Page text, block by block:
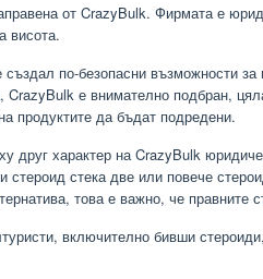
от CrazyBulk. Фирмата е
висота.
по-безопасни възможности за
CrazyBulk е внимателно подбран,
продуктите да бъдат подредени.
друг характер на CrazyBulk
стероид стека две или повече
това е важно, че
включително бивши